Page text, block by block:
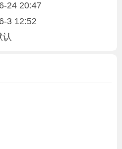
24 20:47
3 12:52
认